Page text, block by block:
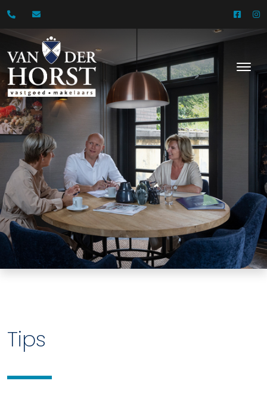
Tips